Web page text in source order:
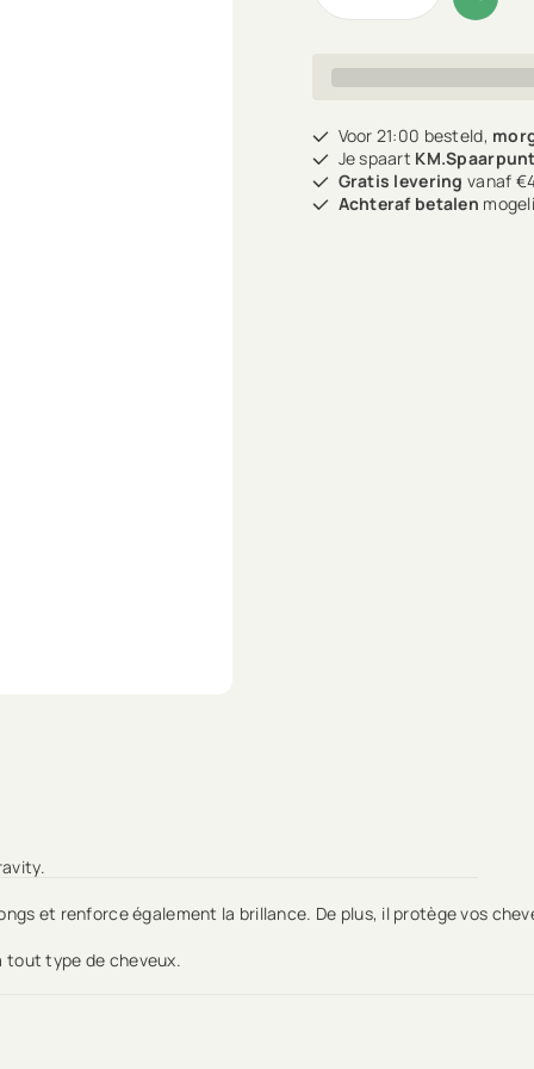
Voor 21:00 besteld,
Je spaart
Gratis levering vanaf
Achteraf betalen
et renforce également la brillance. De plus, il protège vos
tout type de cheveux.